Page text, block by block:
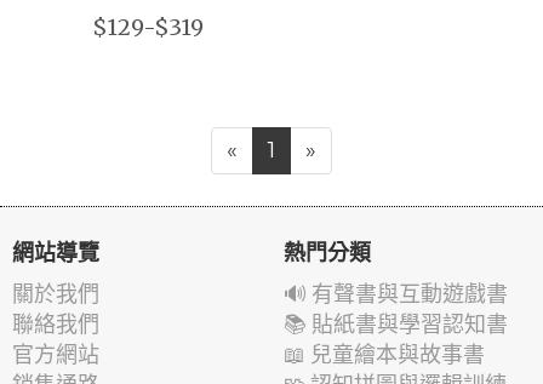
$129-$319
« 1 »
網站導覽
關於我們
聯絡我們
官方網站
熱門分類
🔊 有聲書與互動遊戲書
📚 貼紙書與學習認知書
📖 兒童繪本與故事書